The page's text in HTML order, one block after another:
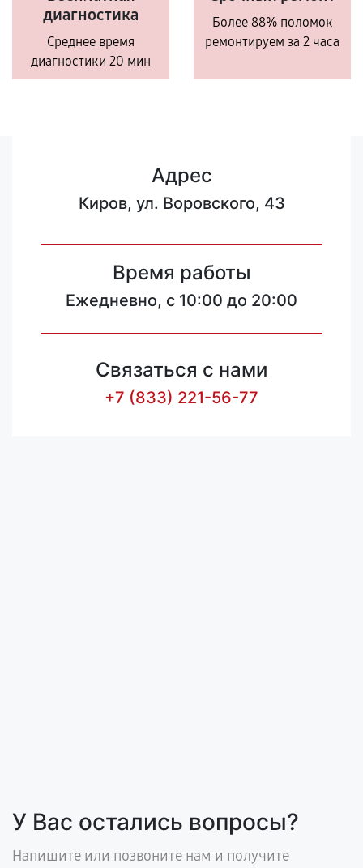
диагностика
Среднее время
диагностики 20 мин
Более 88% поломок
ремонтируем за 2 часа
Адрес
Киров, ул. Воровского, 43
Время работы
Ежедневно, с 10:00 до 20:00
Связаться с нами
+7 (833) 221-56-77
У Вас остались вопросы?
Напишите или позвоните нам и получите